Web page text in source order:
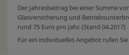
Der Jahresbeitrag bei einer Summe
Glasversicherung und
rund 75 Euro pro Jahr. (Stand 04.2017)
Für ein individuelles Angebot rufen